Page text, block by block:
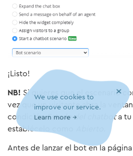
We use cookies to
improve our service.
Learn more →
×
¡Listo!
NB! Si quieres que el escenario
vez que un visitante abra la
condiciónEstado del chatbota tu
establécelo como
Antes de lanzar el bot en la